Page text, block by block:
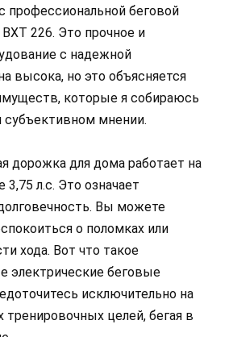
профессиональной беговой
226. Это прочное и
с надежной
высока, но это объясняется
которые я собираюсь
мнении.
дорожка для дома работает на
л.с. Это означает
Вы можете
о поломках или
хода. Вот что такое
электрические беговые
исключительно на
целей, бегая в